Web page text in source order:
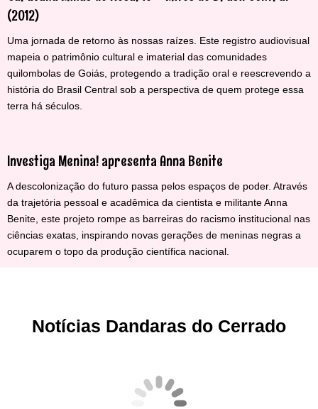
(2012)
Uma jornada de retorno às nossas raízes. Este registro audiovisual
mapeia o patrimônio cultural e imaterial das comunidades
quilombolas de Goiás, protegendo a tradição oral e reescrevendo a
história do Brasil Central sob a perspectiva de quem protege essa
terra há séculos.
Investiga Menina! apresenta Anna Benite
A descolonização do futuro passa pelos espaços de poder. Através
da trajetória pessoal e acadêmica da cientista e militante Anna
Benite, este projeto rompe as barreiras do racismo institucional nas
ciências exatas, inspirando novas gerações de meninas negras a
ocuparem o topo da produção científica nacional.
Notícias Dandaras do Cerrado